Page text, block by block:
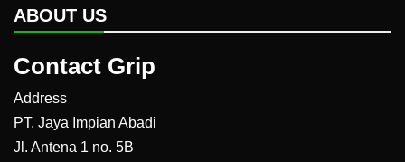
ABOUT US
Contact Grip
Address
PT. Jaya Impian Abadi
Jl. Antena 1 no. 5B